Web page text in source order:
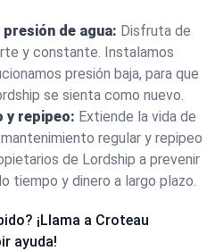
de agua: Disfruta de
y constante. Instalamos
presión baja, para que
se sienta como nuevo.
y repipeo: Extiende la vida de
regular y repipeo
de Lordship a prevenir
tiempo y dinero a largo plazo.
¡Llama a Croteau
ayuda!